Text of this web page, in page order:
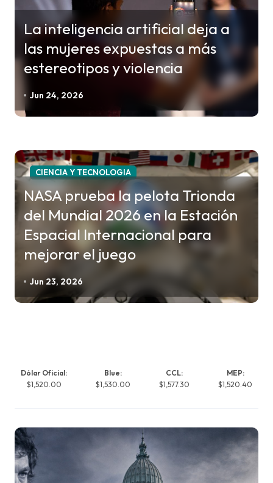
a
La inteligencia artificial deja a
las mujeres expuestas a más
estereotipos y violencia
Jun 24, 2026
CIENCIA Y TECNOLOGIA
NASA prueba la pelota Trionda
del Mundial 2026 en la Estación
Espacial Internacional para
mejorar el juego
Jun 23, 2026
Dólar Oficial:
$1,520.00
Blue:
$1,530.00
CCL:
$1,577.30
MEP:
$1,520.40